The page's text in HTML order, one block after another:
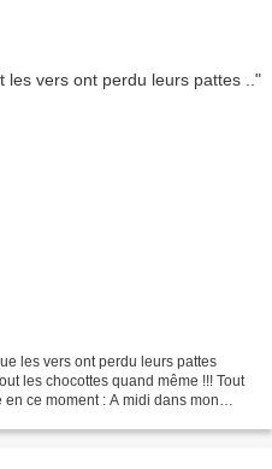
les vers ont perdu leurs pattes
les chocottes quand même !!! Tout
ce moment : A midi dans mon